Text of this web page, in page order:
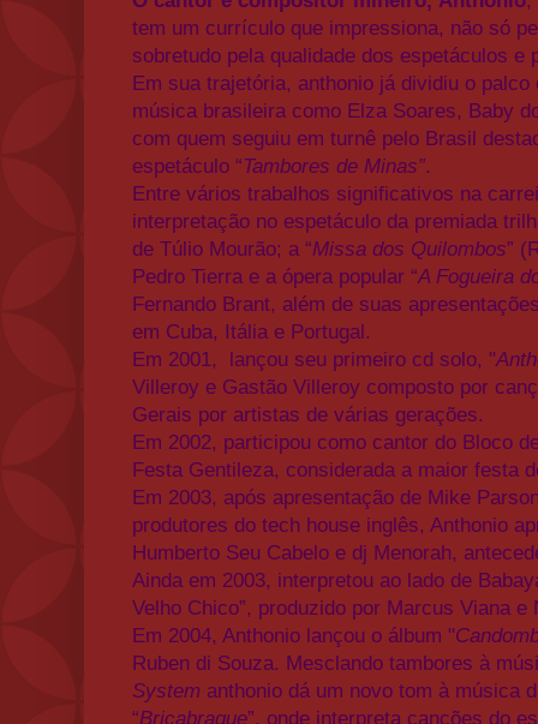
tem um currículo que impressiona, não só
sobretudo pela qualidade dos espetáculos e
Em sua trajetória, anthonio já dividiu o
música brasileira como Elza Soares, Baby
com quem seguiu em turnê pelo Brasil
espetáculo “Tambores de Minas”.
Entre vários trabalhos significativos na
interpretação no espetáculo da premiada
de Túlio Mourão; a “Missa dos Quilombos”
Pedro Tierra e a ópera popular “A Fogueira
Fernando Brant, além de suas
em Cuba, Itália e Portugal.
Em 2001, lançou seu primeiro cd solo, "
Villeroy e Gastão Villeroy composto por
Gerais por artistas de várias gerações.
Em 2002, participou como cantor do Bloco
Festa Gentileza, considerada a maior festa
Em 2003, após apresentação de Mike
produtores do tech house inglês, Anthonio
Humberto Seu Cabelo e dj Menorah,
Ainda em 2003, interpretou ao lado de
Velho Chico”, produzido por Marcus Viana e
Em 2004, Anthonio lançou o álbum "
Ruben di Souza. Mesclando tambores à
System anthonio dá um novo tom à música
“Bricabraque”, onde interpreta canções do